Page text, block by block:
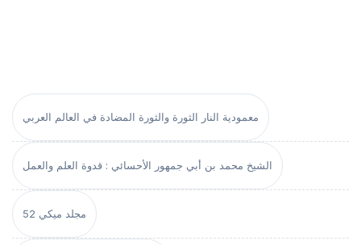
معمودية النار الثورة والثورة المضادة في العالم العربي
الشيخ محمد بن أبي جمهور الأحسائي : قدوة العلم والعمل
مجلد ميكي 52